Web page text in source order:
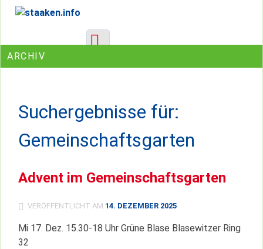
SkipEin Projekt des Gemeinwesenvereins Heerstraße Nord
ARCHIV
Suchergebnisse für:
Gemeinschaftsgarten
Advent im Gemeinschaftsgarten
VERÖFFENTLICHT AM 14. DEZEMBER 2025
Mi 17. Dez. 15.30-18 Uhr Grüne Blase Blasewitzer Ring
32